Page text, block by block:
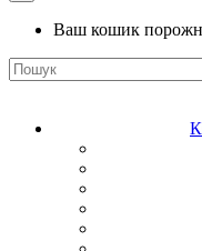
Ваш кошик